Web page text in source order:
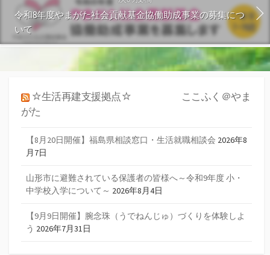
令和8年度やまがた社会貢献基金協働助成事業の募集につ
いて
☆生活再建支援拠点☆ ここふく＠やま
がた
【8月20日開催】福島県相談窓口・生活就職相談会 2026年8
月7日
山形市に避難されている保護者の皆様へ～令和9年度 小・
中学校入学について～ 2026年8月4日
【9月9日開催】腕念珠（うでねんじゅ）づくりを体験しよ
う 2026年7月31日